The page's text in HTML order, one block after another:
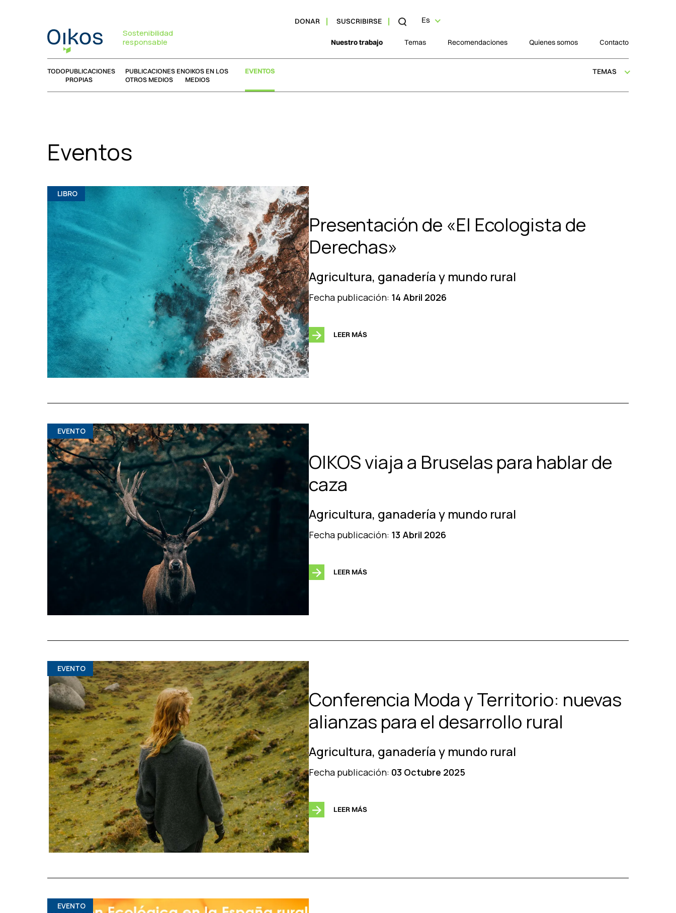
Sostenibilidad
responsable
DONAR SUSCRIBIRSE Es
Nuestro trabajo Temas Recomendaciones Quienes somos Contacto
TODOPUBLICACIONES
PROPIAS
PUBLICACIONES EN
OTROS MEDIOS
OIKOS EN LOS
MEDIOS
EVENTOS TEMAS
Eventos
LIBRO
Presentación de «El Ecologista de
Derechas»
Agricultura, ganadería y mundo rural
Fecha publicación: 14 Abril 2026
LEER MÁS
EVENTO
OIKOS viaja a Bruselas para hablar de
caza
Agricultura, ganadería y mundo rural
Fecha publicación: 13 Abril 2026
LEER MÁS
EVENTO
Conferencia Moda y Territorio: nuevas
alianzas para el desarrollo rural
Agricultura, ganadería y mundo rural
Fecha publicación: 03 Octubre 2025
LEER MÁS
EVENTO